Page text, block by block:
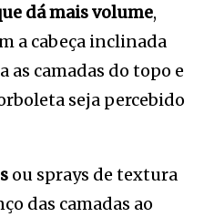
dá mais volume,
a cabeça inclinada
as camadas do topo e
seja percebido
ou sprays de textura
das camadas ao